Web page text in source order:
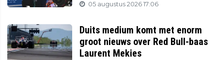
05 augustus 2026 17:06
Duits medium komt met enorm
groot nieuws over Red Bull-baas
Laurent Mekies